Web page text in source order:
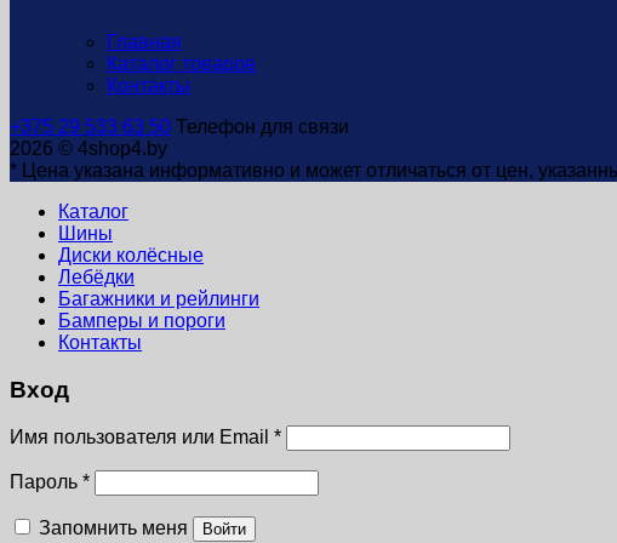
Главная
Каталог товаров
Контакты
+375 29 533 63 50 Телефон для связи
2026 © 4shop4.by
* Цена указана информативно и может отличаться от цен,
Каталог
Шины
Диски колёсные
Лебёдки
Багажники и рейлинги
Бамперы и пороги
Контакты
Вход
Имя пользователя или Email *
Пароль *
Запомнить меня Войти